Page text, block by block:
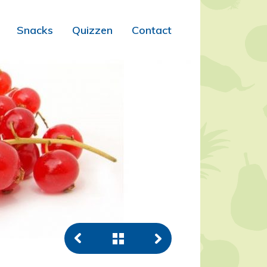
Snacks Quizzen Contact